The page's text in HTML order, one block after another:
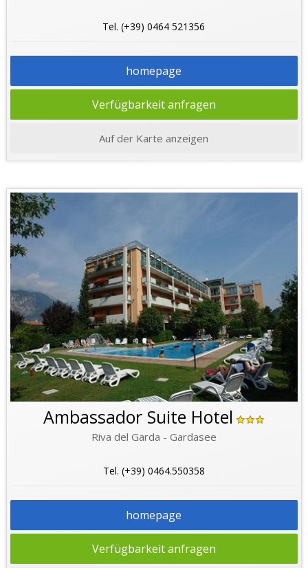
Tel. (+39) 0464 521356
homepage
Verfügbarkeit anfragen
Auf der Karte anzeigen
Ambassador Suite Hotel
Riva del Garda - Gardasee
Tel. (+39) 0464.550358
homepage
Verfügbarkeit anfragen